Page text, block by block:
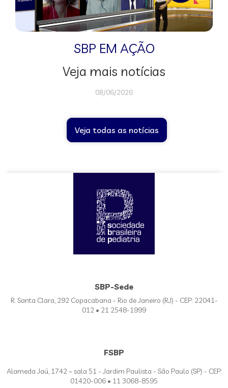
SBP EM AÇÃO
Veja mais notícias
08/06/2026
Veja todas as notícias
SBP-Sede
R. Santa Clara, 292 Copacabana - Rio de Janeiro (RJ) - CEP: 22041-
012 • 21 2548-1999
FSBP
Alameda Jaú, 1742 – sala 51 - Jardim Paulista - São Paulo (SP) - CEP:
01420-006 • 11 3068-8595